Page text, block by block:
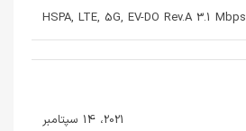
HSPA, LTE, 5G, EV-DO Rev.A 3.1 Mbps
2021، 14 سپتامبر